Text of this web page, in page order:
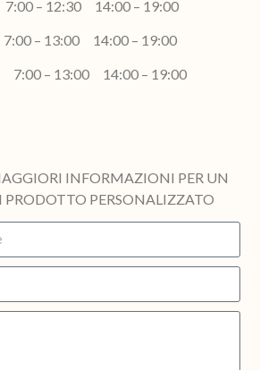
– 12:30 14:00 – 19:00
– 13:00 14:00 – 19:00
7:00 – 13:00 14:00 – 19:00
INFORMAZIONI PER UN
PRODOTTO PERSONALIZZATO